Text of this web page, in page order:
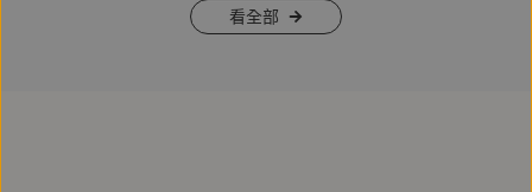
看全部